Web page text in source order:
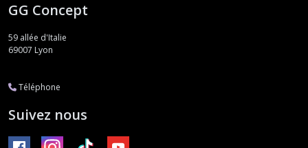
GG Concept
59 allée d'Italie
69007 Lyon
Téléphone
Suivez nous